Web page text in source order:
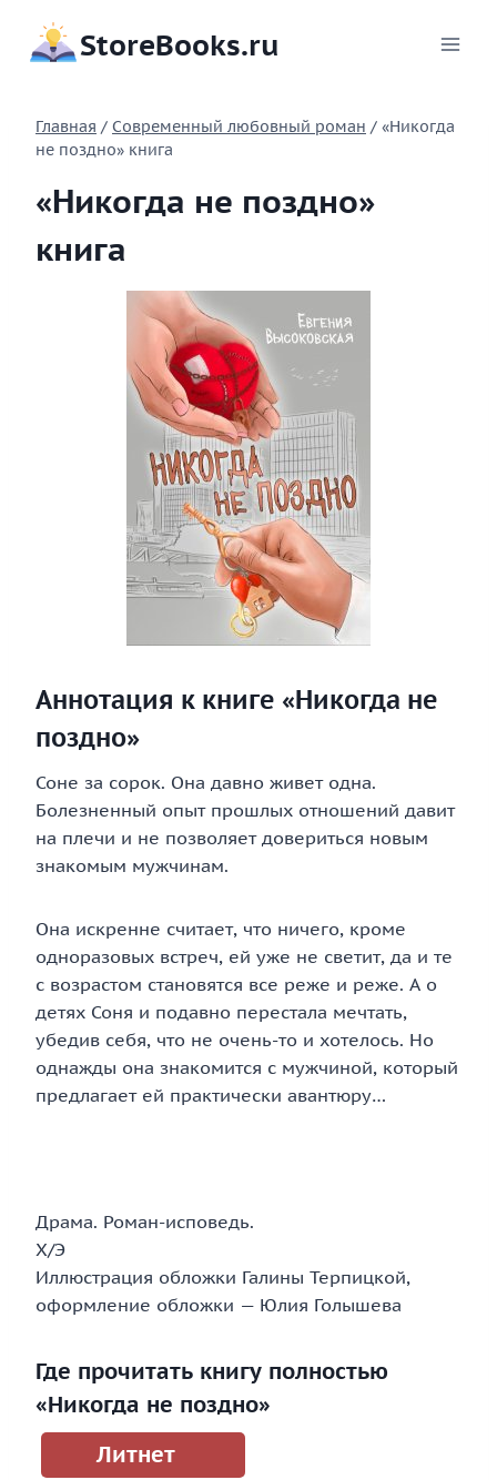
содержимому
StoreBooks.ru
Главная / Современный любовный роман / «Никогда
не поздно» книга
«Никогда не поздно»
книга
Аннотация к книге «Никогда не
поздно»
Соне за сорок. Она давно живет одна.
Болезненный опыт прошлых отношений давит
на плечи и не позволяет довериться новым
знакомым мужчинам.
Она искренне считает, что ничего, кроме
одноразовых встреч, ей уже не светит, да и те
с возрастом становятся все реже и реже. А о
детях Соня и подавно перестала мечтать,
убедив себя, что не очень-то и хотелось. Но
однажды она знакомится с мужчиной, который
предлагает ей практически авантюру…
Драма. Роман-исповедь.
Х/Э
Иллюстрация обложки Галины Терпицкой,
оформление обложки — Юлия Голышева
Где прочитать книгу полностью
«Никогда не поздно»
Литнет